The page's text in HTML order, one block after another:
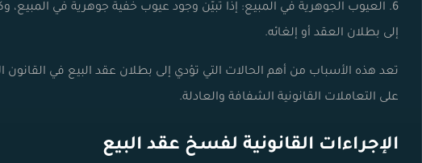
6. العيوب الجوهرية في المبيع: إذا تبيّن وجود عيوب خفية جوهرية في
إلى بطلان العقد أو إلغائه.
تعد هذه الأسباب من أهم الحالات التي تؤدي إلى بطلان عقد البيع في
على التعاملات القانونية الشفافة والعادلة.
الإجراءات القانونية لفسخ عقد البيع